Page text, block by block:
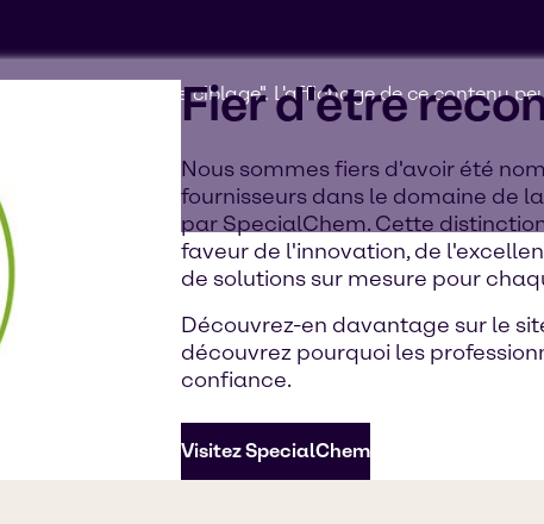
les "cookies de ciblage". L'affichage de ce contenu
appareil.
Fier d'être
Nous sommes fiers d'avoir été
fournisseurs dans le domaine de
par SpecialChem. Cette
faveur de l'innovation, de
de solutions sur mesure pour
Découvrez-en davantage sur le
découvrez pourquoi les
confiance.
Visitez SpecialChem